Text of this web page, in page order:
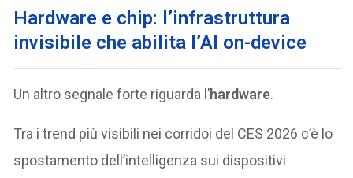
Hardware e chip: l’infrastruttura
invisibile che abilita l’AI on-device
Un altro segnale forte riguarda l’hardware.
Tra i trend più visibili nei corridoi del CES 2026 c’è lo
spostamento dell’intelligenza sui dispositivi